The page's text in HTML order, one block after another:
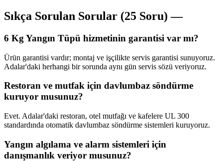
Sıkça Sorulan Sorular (25 Soru) —
6 Kg Yangın Tüpü hizmetinin garantisi var mı?
Ürün garantisi vardır; montaj ve işçilikte servis garantisi sunuyoruz.
Adalar'daki herhangi bir sorunda aynı gün servis sözü veriyoruz.
Restoran ve mutfak için davlumbaz söndürme
kuruyor musunuz?
Evet. Adalar'daki restoran, otel mutfağı ve kafelere UL 300
standardında otomatik davlumbaz söndürme sistemleri kuruyoruz.
Yangın algılama ve alarm sistemleri için
danışmanlık veriyor musunuz?